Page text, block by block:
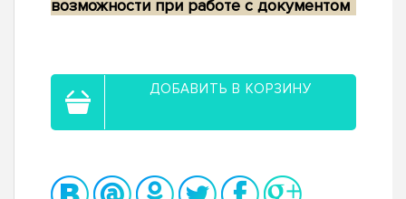
возможности при работе с документом
ДОБАВИТЬ В КОРЗИНУ